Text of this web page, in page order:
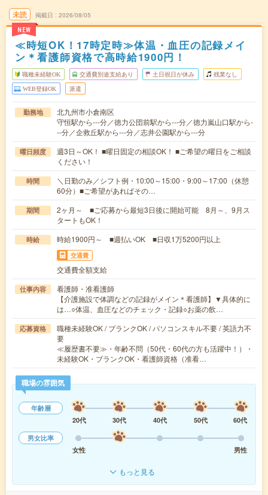
未読
NEW
掲載日 2026/08/05
≪時短OK！17時定時≫体温・血圧の記録メイ
ン＊看護師資格で高時給1900円！
職種未経験OK 交通費別途支給あり 土日祝日が休み 残業なし
WEB登録OK 派遣
勤務地
北九州市小倉南区
守恒駅から---分／徳力公団前駅から---分／徳力嵐山口駅から-
--分／企救丘駅から---分／志井公園駅から---分
曜日頻度
週3日～OK！ ■曜日固定の相談OK！ ■ご希望の曜日をご相談
ください！
時間
＼日勤のみ／シフト例・10:00～15:00・9:00～17:00（休憩
60分）■ご希望があればその…
期間
2ヶ月～ ■ご応募から最短3日後に開始可能 8月～、9月ス
タートもOK！
時給 時給1900円～ ■週払いOK ■日収1万5200円以上
交通費
交通費全額支給
仕事内容
看護師・准看護師
【介護施設で体調などの記録がメイン＊看護師】▼具体的に
は…○体温、血圧などのチェック・記録○お薬の飲…
応募資格
職種未経験OK / ブランクOK / パソコンスキル不要 / 英語力不
要
≪履歴書不要≫・年齢不問（50代・60代の方も活躍中！）・
未経験OK・ブランクOK・看護師資格（准看…
職場の雰囲気
年齢層
20代
30代 40代 50代
60代
男女比率
女性
男性
もっと見る